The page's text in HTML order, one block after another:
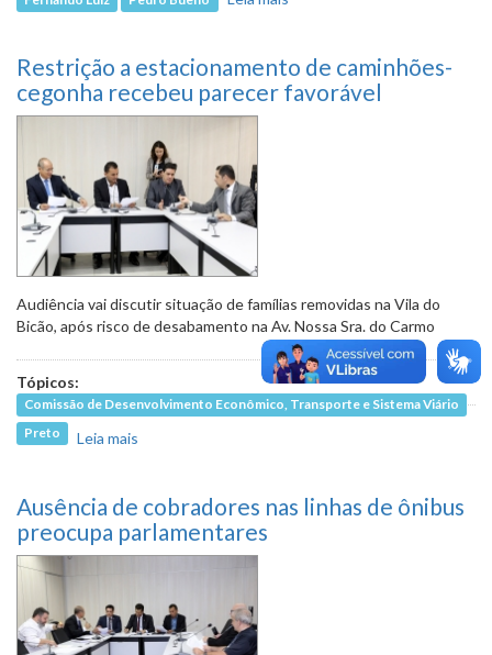
Restrição a estacionamento de caminhões-
cegonha recebeu parecer favorável
Audiência vai discutir situação de famílias removidas na Vila do
Bicão, após risco de desabamento na Av. Nossa Sra. do Carmo
Tópicos:
Comissão de Desenvolvimento Econômico, Transporte e Sistema Viário
Preto
Leia mais
Ausência de cobradores nas linhas de ônibus
preocupa parlamentares